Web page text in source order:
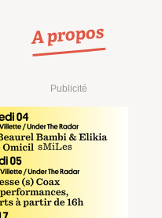
A propos
Publicité